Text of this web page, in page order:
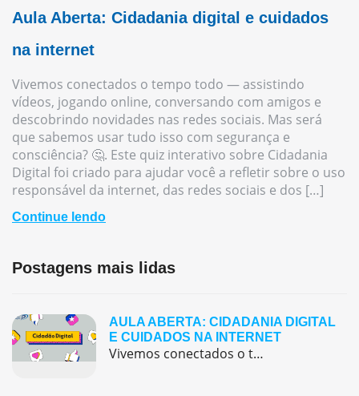
Aula Aberta: Cidadania digital e cuidados
na internet
Vivemos conectados o tempo todo — assistindo
vídeos, jogando online, conversando com amigos e
descobrindo novidades nas redes sociais. Mas será
que sabemos usar tudo isso com segurança e
consciência? 🤔. Este quiz interativo sobre Cidadania
Digital foi criado para ajudar você a refletir sobre o uso
responsável da internet, das redes sociais e dos […]
Continue lendo
Postagens mais lidas
AULA ABERTA: CIDADANIA DIGITAL
E CUIDADOS NA INTERNET
Vivemos conectados o tempo todo — assistindo vídeos, jogando online, conversando com amigos e descobrindo novidades nas redes sociais. Mas será que sabemos usar tudo isso com segurança e consciência? 🤔. Este quiz interativo sobre Cidadania Digital foi criado para ajudar você a refletir sobre o uso responsável da internet, das redes sociais e dos […]